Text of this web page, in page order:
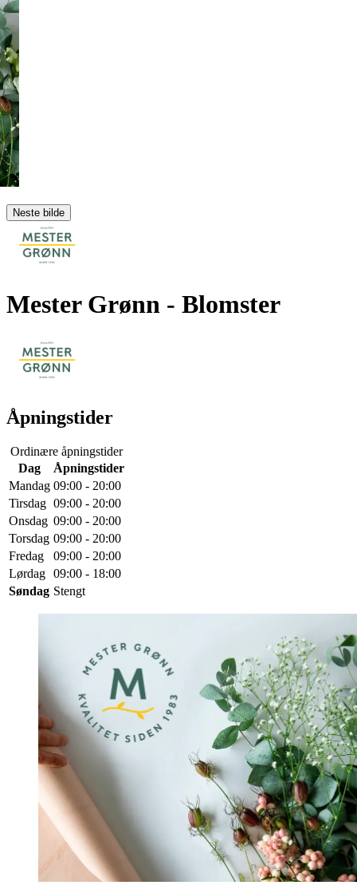
Neste bilde
Mester Grønn - Blomster
Åpningstider
Ordinære åpningstider
Dag
Åpningstider
Mandag 09:00 - 20:00
Tirsdag 09:00 - 20:00
Onsdag 09:00 - 20:00
Torsdag 09:00 - 20:00
Fredag
09:00 - 20:00
Lørdag 09:00 - 18:00
Søndag Stengt